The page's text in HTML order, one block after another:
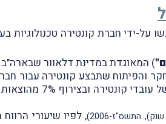
) המאוגדת במדינת דלאוור שבארה"ב.
והפיתוח שתבצע קונטירה עבוּר
) בהפחתת הוצאות להפרשות
, לפיו שיעורי